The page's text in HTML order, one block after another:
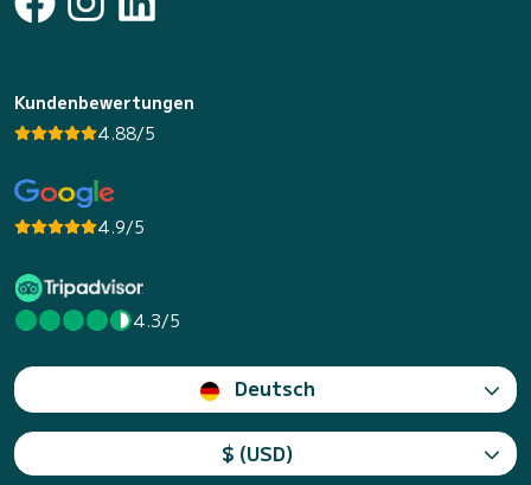
Kundenbewertungen
4.88/5
4.9/5
4.3/5
Deutsch
$ (USD)